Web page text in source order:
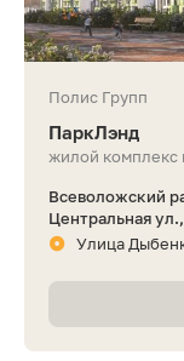
Полис Групп
ПаркЛэнд
жилой комплекс
Всеволожский
Центральная
Улица